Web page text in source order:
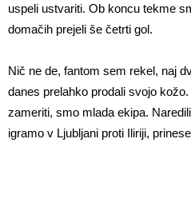
uspeli ustvariti. Ob koncu tekme
domačih prejeli še četrti gol.
Nič ne de, fantom sem rekel, naj
danes prelahko prodali svojo
zameriti, smo mlada ekipa.
igramo v Ljubljani proti Iliriji,